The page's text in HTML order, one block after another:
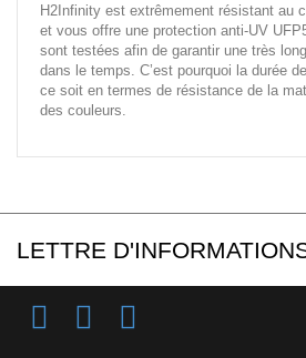
H2Infinity est extrêmement résistant au
et vous offre une protection anti-UV
sont testées afin de garantir une très
dans le temps. C’est pourquoi la durée
ce soit en termes de résistance de la
des couleurs.
LETTRE